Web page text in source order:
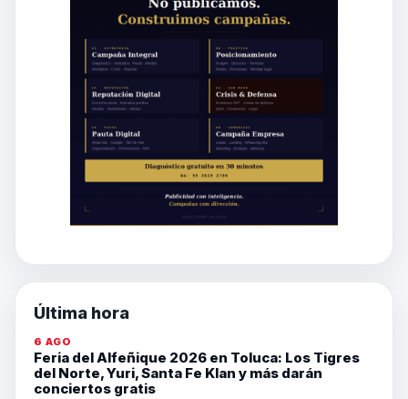
Última hora
6 AGO
Feria del Alfeñique 2026 en Toluca: Los Tigres
del Norte, Yuri, Santa Fe Klan y más darán
conciertos gratis